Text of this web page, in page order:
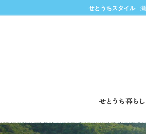
せとうちスタイル -